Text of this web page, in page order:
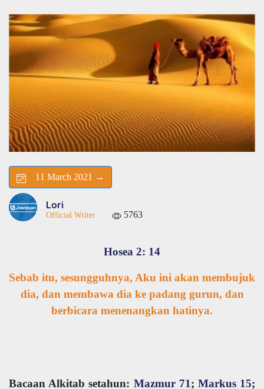
11 March 2021 →
Lori
Official Writer 5763
Hosea 2: 14
Sebab itu, sesungguhnya, Aku ini akan membujuk
dia, dan membawa dia ke padang gurun, dan
berbicara menenangkan hatinya.
Bacaan Alkitab setahun: Mazmur 71; Markus 15;